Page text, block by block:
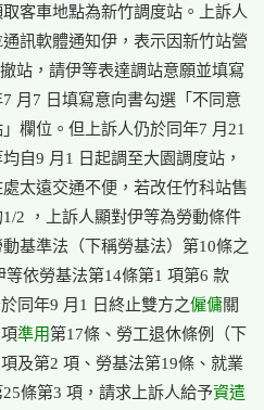
取客車地點為新竹調度站。上訴人
通訊軟體通知伊，表示因新竹站營
撤站，請伊等表達調站意願並填寫
7 月7 日填寫意向書勾選「不同意
」欄位。但上訴人仍於同年7 月21
自9 月1 日起調至大園調度站，
處太遠交通不便，若改任竹科站售
1/2 ，上訴人顯對伊等為勞動條件
動基準法（下稱勞基法）第10條之
等依勞基法第14條第1 項第6 款
同年9 月1 日終止雙方之
僱傭關
準用第17條、勞工退休條例（下
項及第2 項、勞基法第19條、就業
25條第3 項，請求上訴人給予
資遣